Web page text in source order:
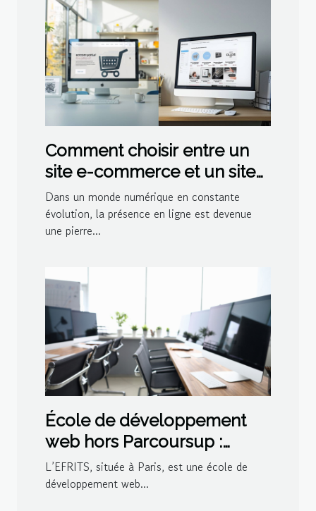
Comment choisir entre un
site e-commerce et un site
vitrine pour votre entreprise
Dans un monde numérique en constante
évolution, la présence en ligne est devenue
une pierre...
École de développement
web hors Parcoursup :
choisissez l’EFRITS à Paris !
L’EFRITS, située à Paris, est une école de
développement web...